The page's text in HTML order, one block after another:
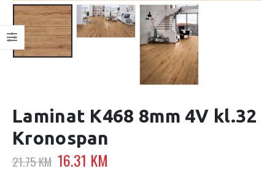
Laminat K468 8mm 4V kl.32
Kronospan
21.75KM Original
price
16.31 KM